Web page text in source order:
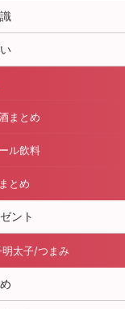
まとめ
ル飲料
とめ
ント
太子/つまみ